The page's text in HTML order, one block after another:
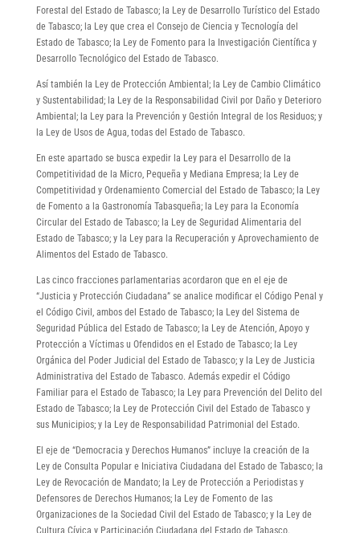
Forestal del Estado de Tabasco; la Ley de Desarrollo Turístico del Estado
de Tabasco; la Ley que crea el Consejo de Ciencia y Tecnología del
Estado de Tabasco; la Ley de Fomento para la Investigación Científica y
Desarrollo Tecnológico del Estado de Tabasco.
Así también la Ley de Protección Ambiental; la Ley de Cambio Climático
y Sustentabilidad; la Ley de la Responsabilidad Civil por Daño y Deterioro
Ambiental; la Ley para la Prevención y Gestión Integral de los Residuos; y
la Ley de Usos de Agua, todas del Estado de Tabasco.
En este apartado se busca expedir la Ley para el Desarrollo de la
Competitividad de la Micro, Pequeña y Mediana Empresa; la Ley de
Competitividad y Ordenamiento Comercial del Estado de Tabasco; la Ley
de Fomento a la Gastronomía Tabasqueña; la Ley para la Economía
Circular del Estado de Tabasco; la Ley de Seguridad Alimentaria del
Estado de Tabasco; y la Ley para la Recuperación y Aprovechamiento de
Alimentos del Estado de Tabasco.
Las cinco fracciones parlamentarias acordaron que en el eje de
“Justicia y Protección Ciudadana” se analice modificar el Código Penal y
el Código Civil, ambos del Estado de Tabasco; la Ley del Sistema de
Seguridad Pública del Estado de Tabasco; la Ley de Atención, Apoyo y
Protección a Víctimas u Ofendidos en el Estado de Tabasco; la Ley
Orgánica del Poder Judicial del Estado de Tabasco; y la Ley de Justicia
Administrativa del Estado de Tabasco. Además expedir el Código
Familiar para el Estado de Tabasco; la Ley para Prevención del Delito del
Estado de Tabasco; la Ley de Protección Civil del Estado de Tabasco y
sus Municipios; y la Ley de Responsabilidad Patrimonial del Estado.
El eje de “Democracia y Derechos Humanos” incluye la creación de la
Ley de Consulta Popular e Iniciativa Ciudadana del Estado de Tabasco; la
Ley de Revocación de Mandato; la Ley de Protección a Periodistas y
Defensores de Derechos Humanos; la Ley de Fomento de las
Organizaciones de la Sociedad Civil del Estado de Tabasco; y la Ley de
Cultura Cívica y Participación Ciudadana del Estado de Tabasco.